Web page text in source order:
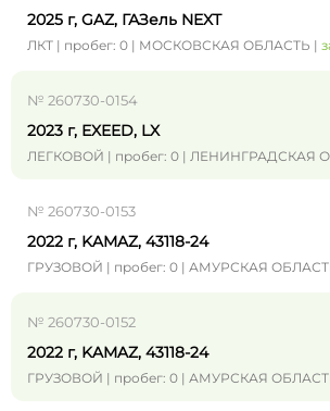
2025 г, GAZ, ГАЗель NEXT
ЛКТ | пробег: 0 | МОСКОВСКАЯ ОБЛАСТЬ |
№ 260730-0154
2023 г, EXEED, LX
ЛЕГКОВОЙ | пробег: 0 | ЛЕНИНГРАДСКАЯ
№ 260730-0153
2022 г, KAMAZ, 43118-24
ГРУЗОВОЙ | пробег: 0 | АМУРСКАЯ
№ 260730-0152
2022 г, KAMAZ, 43118-24
ГРУЗОВОЙ | пробег: 0 | АМУРСКАЯ